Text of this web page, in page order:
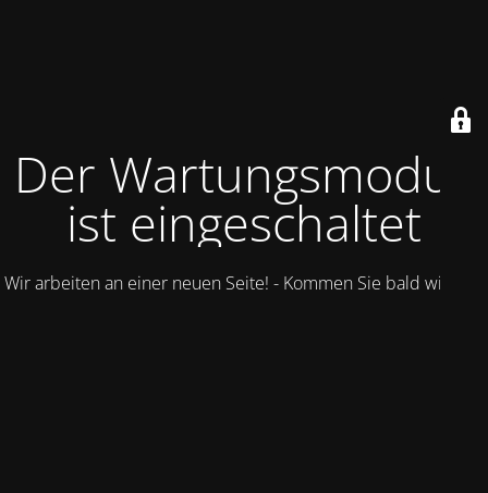
Der Wartungsmodus
ist eingeschaltet
Wir arbeiten an einer neuen Seite! - Kommen Sie bald wieder.